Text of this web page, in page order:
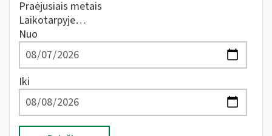
Praėjusiais metais
Laikotarpyje…
Nuo
Iki